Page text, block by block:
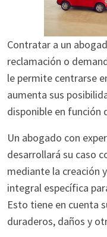
Contratar a un
reclamación o
le permite centrarse
aumenta sus
disponible en función
Un abogado con
desarrollará su caso
mediante la creación
integral específica
Esto tiene en cuenta
duraderos, daños y